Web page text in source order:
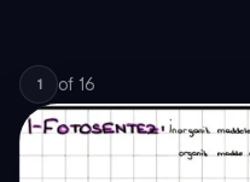
1 of 16